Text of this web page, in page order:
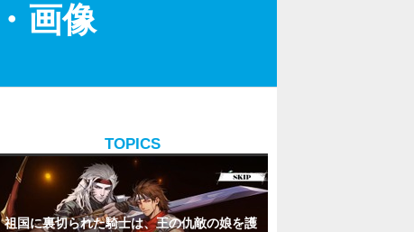
画像
TOPICS
祖国に裏切られた騎士は、王の仇敵の娘を護